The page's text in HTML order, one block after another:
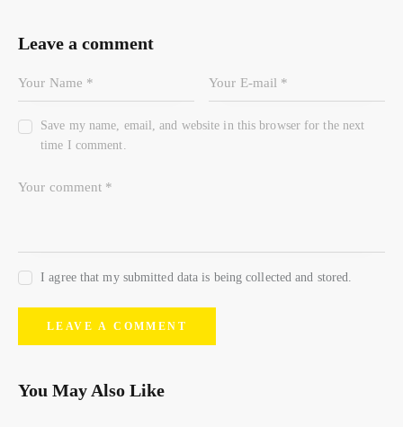
Leave a comment
Save my name, email, and website in this browser for the next
time I comment.
I agree that my submitted data is being collected and stored.
You May Also Like